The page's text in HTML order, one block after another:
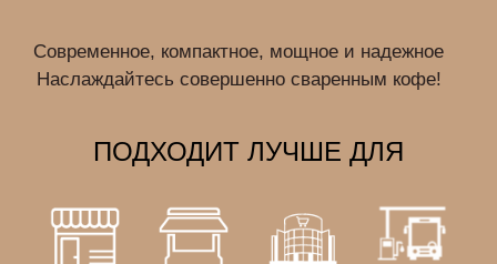
Современное, компактное, мощное и надежное
Наслаждайтесь совершенно сваренным кофе!
ПОДХОДИТ ЛУЧШЕ ДЛЯ